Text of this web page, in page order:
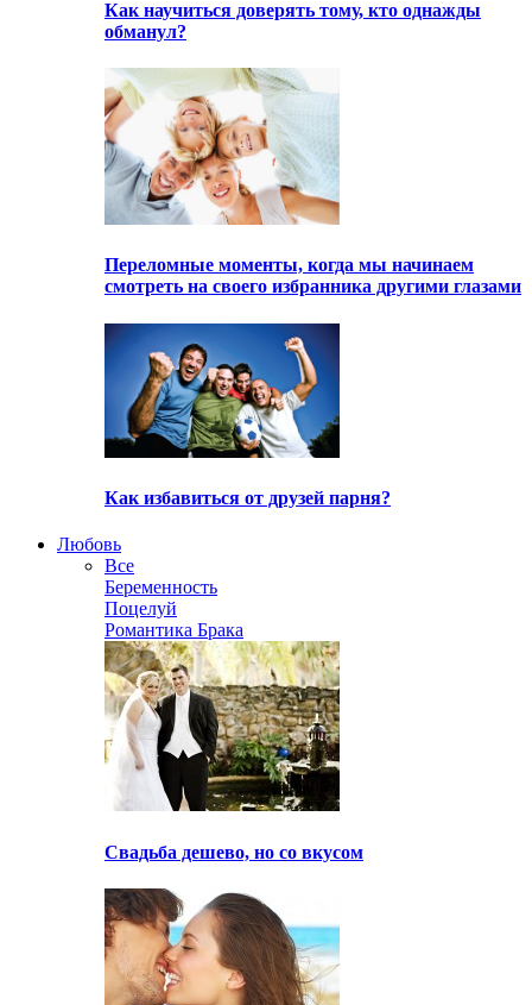
Как научиться доверять тому, кто однажды
обманул?
Переломные моменты, когда мы начинаем
смотреть на своего избранника другими глазами
Как избавиться от друзей парня?
Любовь
Все
Беременность
Поцелуй
Романтика Брака
Свадьба дешево, но со вкусом